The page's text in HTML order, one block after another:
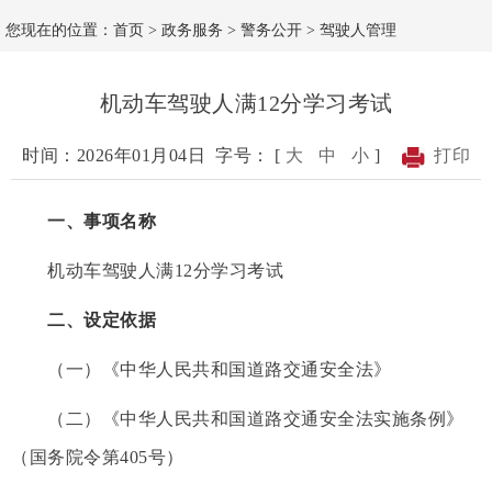
您现在的位置： 首页 > 政务服务 > 警务公开 > 驾驶人管理
机动车驾驶人满12分学习考试
时间：2026年01月04日 字号： [ 大 中 小 ] 打印
一、事项名称
机动车驾驶人满12分学习考试
二、设定依据
（一）《中华人民共和国道路交通安全法》
（二）《中华人民共和国道路交通安全法实施条例》
（国务院令第405号）